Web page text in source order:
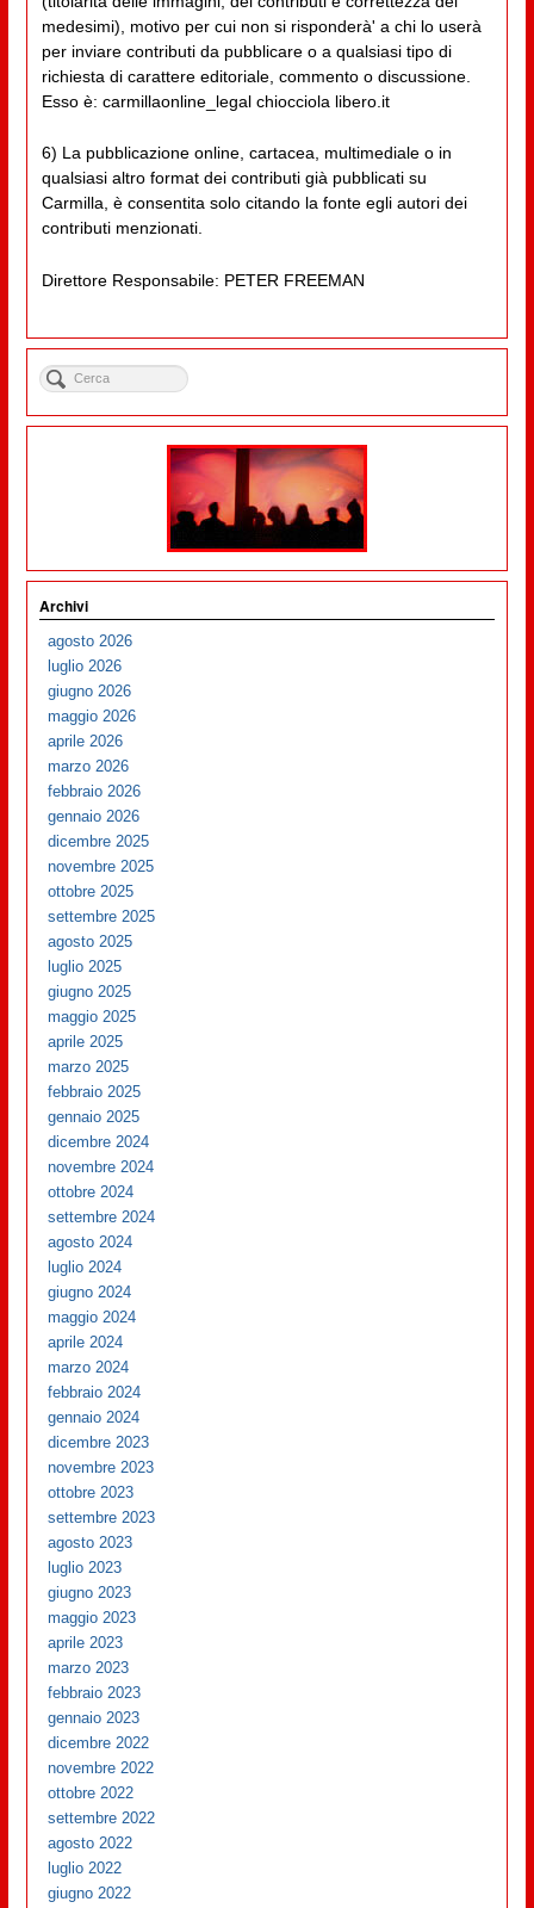
medesimi), motivo per cui non si risponderà' a chi lo userà
per inviare contributi da pubblicare o a qualsiasi tipo di
richiesta di carattere editoriale, commento o discussione.
Esso è: carmillaonline_legal chiocciola libero.it
6) La pubblicazione online, cartacea, multimediale o in
qualsiasi altro format dei contributi già pubblicati su
Carmilla, è consentita solo citando la fonte egli autori dei
contributi menzionati.
Direttore Responsabile: PETER FREEMAN
Archivi
agosto 2026
luglio 2026
giugno 2026
maggio 2026
aprile 2026
marzo 2026
febbraio 2026
gennaio 2026
dicembre 2025
novembre 2025
ottobre 2025
settembre 2025
agosto 2025
luglio 2025
giugno 2025
maggio 2025
aprile 2025
marzo 2025
febbraio 2025
gennaio 2025
dicembre 2024
novembre 2024
ottobre 2024
settembre 2024
agosto 2024
luglio 2024
giugno 2024
maggio 2024
aprile 2024
marzo 2024
febbraio 2024
gennaio 2024
dicembre 2023
novembre 2023
ottobre 2023
settembre 2023
agosto 2023
luglio 2023
giugno 2023
maggio 2023
aprile 2023
marzo 2023
febbraio 2023
gennaio 2023
dicembre 2022
novembre 2022
ottobre 2022
settembre 2022
agosto 2022
luglio 2022
giugno 2022